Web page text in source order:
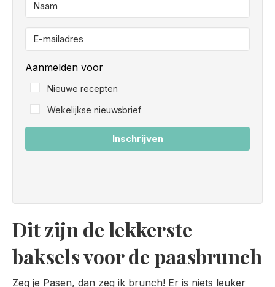
Aanmelden voor
Nieuwe recepten
Wekelijkse nieuwsbrief
Inschrijven
Dit zijn de lekkerste
baksels voor de paasbrunch
Zeg je Pasen, dan zeg ik brunch! Er is niets leuker